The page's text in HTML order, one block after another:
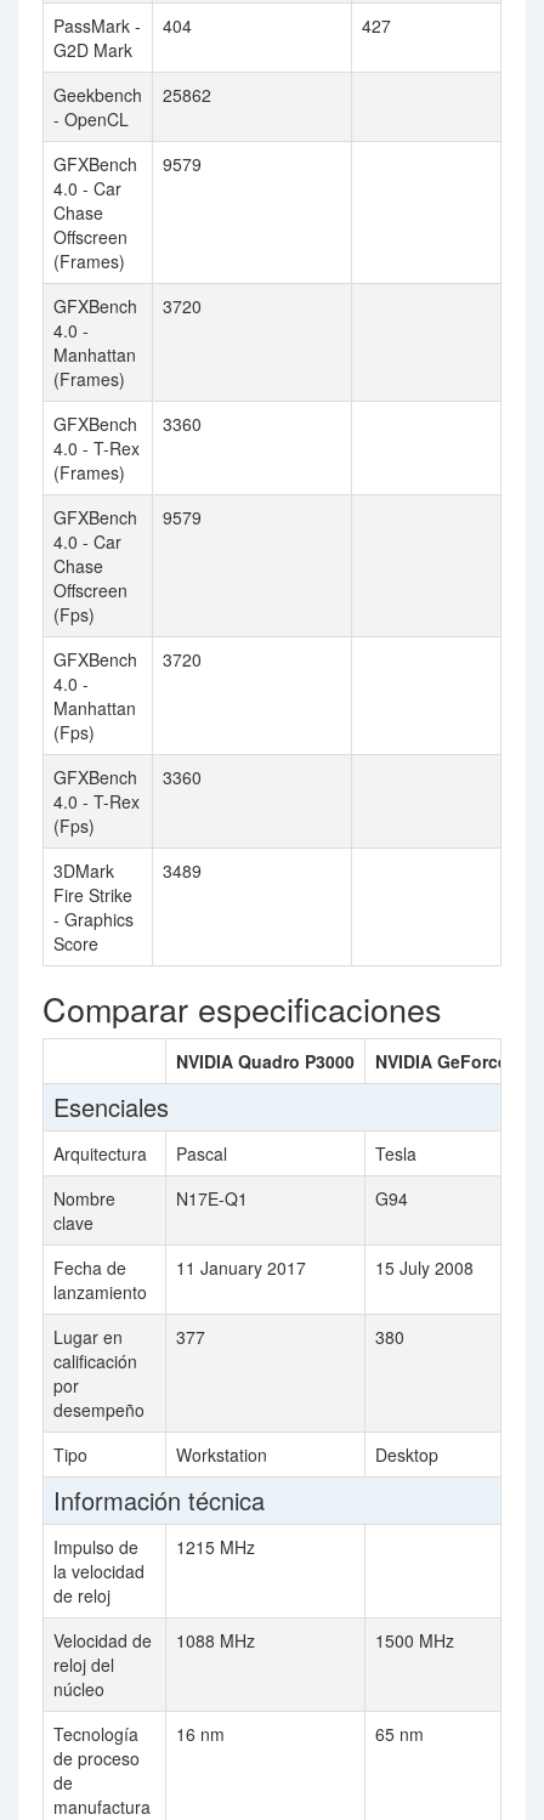
PassMark -
G2D Mark
404 427
Geekbench
- OpenCL
25862
GFXBench
4.0 - Car
Chase
Offscreen
(Frames)
9579
GFXBench
4.0 -
Manhattan
(Frames)
3720
GFXBench
4.0 - T-Rex
(Frames)
3360
GFXBench
4.0 - Car
Chase
Offscreen
(Fps)
9579
GFXBench
4.0 -
Manhattan
(Fps)
3720
GFXBench
4.0 - T-Rex
(Fps)
3360
3DMark
Fire Strike
- Graphics
Score
3489
Comparar especificaciones
NVIDIA Quadro P3000 NVIDIA GeForce
Esenciales
Arquitectura Pascal
Tesla
Nombre
clave
N17E-Q1 G94
Fecha de
lanzamiento
11 January 2017 15 July 2008
Lugar en
calificación
por
desempeño
377 380
Tipo Workstation Desktop
Información técnica
Impulso de
la velocidad
de reloj
1215 MHz
Velocidad de
reloj del
núcleo
1088 MHz 1500 MHz
Tecnología
de proceso
de
manufactura
16 nm 65 nm